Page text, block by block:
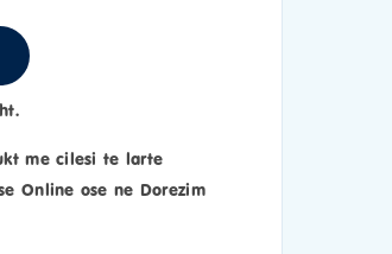
me cilesi te larte
Online ose ne Dorezim